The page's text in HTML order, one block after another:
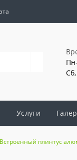
Услуги
Встроенный плинтус